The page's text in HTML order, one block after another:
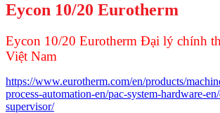
Eycon 10/20 Eurotherm
Eycon 10/20 Eurotherm Đại lý chính
Việt Nam
https://www.eurotherm.com/en/products/
process-automation-en/pac-system-hardware-
supervisor/